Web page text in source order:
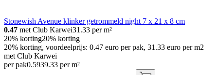
Stonewish Avenue klinker getrommeld night 7 x 21 x 8 cm
0.47 met Club Karwei31.33 per m²
20% korting20% korting
20% korting, voordeelprijs: 0.47 euro per pak, 31.33 euro per m2
met Club Karwei
per pak0.5939.33 per m²